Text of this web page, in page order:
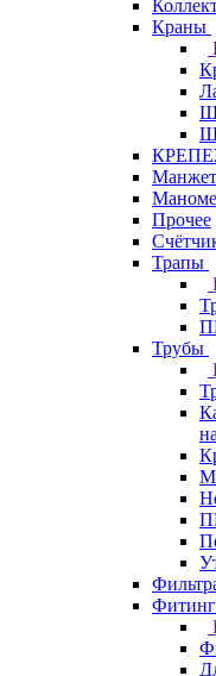
Краны
Прочее
Трапы
Трубы